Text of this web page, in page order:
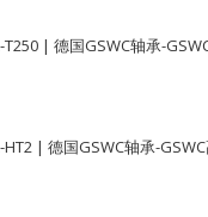
T250 | 德国GSWC轴承-
HT2 | 德国GSWC轴承-